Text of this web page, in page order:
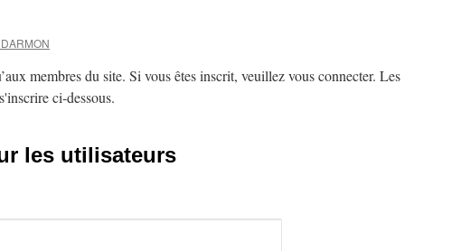
membres du site. Si vous êtes inscrit, veuillez vous connecter. Les
ci-dessous.
les utilisateurs